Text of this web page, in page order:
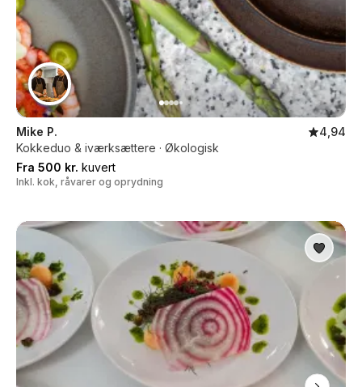
Mike P.
4,94
Kokkeduo & iværksættere · Økologisk
Fra 500 kr. kuvert
Inkl. kok, råvarer og oprydning